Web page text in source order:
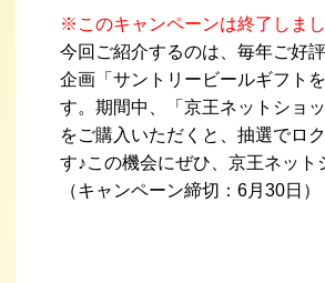
※このキャンペーンは終了しまし
今回ご紹介するのは、毎年ご好
企画「サントリービールギフト
す。期間中、「京王ネットショ
をご購入いただくと、抽選でロ
す♪この機会にぜひ、京王ネット
（キャンペーン締切：6月30日）